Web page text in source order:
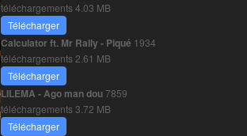
téléchargements4.03 MB
Télécharger
Calculator ft. Mr Rally - Piqué 1934
téléchargements 2.61 MB
Télécharger
LILEMA - Ago man dou7859
téléchargements3.72 MB
Télécharger